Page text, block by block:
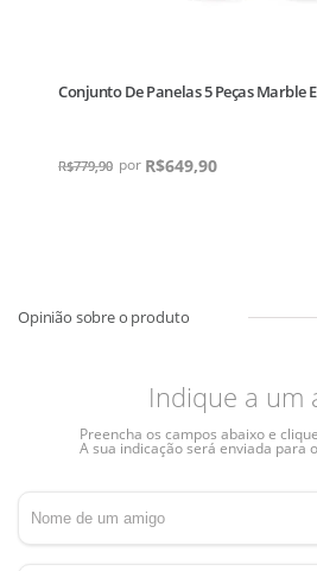
Conjunto De Panelas 5 Peças Marble
R$779,90 R$649,90
Indique a um
Preencha os campos abaixo e
A sua indicação será enviada para